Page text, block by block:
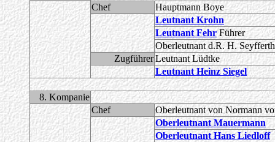
Chef
Hauptmann Boye
Leutnant Krohn
Leutnant Fehr Führer
Oberleutnant d.R. H. Seyfferth
ZugführerLeutnant Lüdtke
Leutnant Heinz Siegel
8. Kompanie
Chef
Oberleutnant von Normann
Oberleutnant Mauermann
Oberleutnant Hans Liedloff